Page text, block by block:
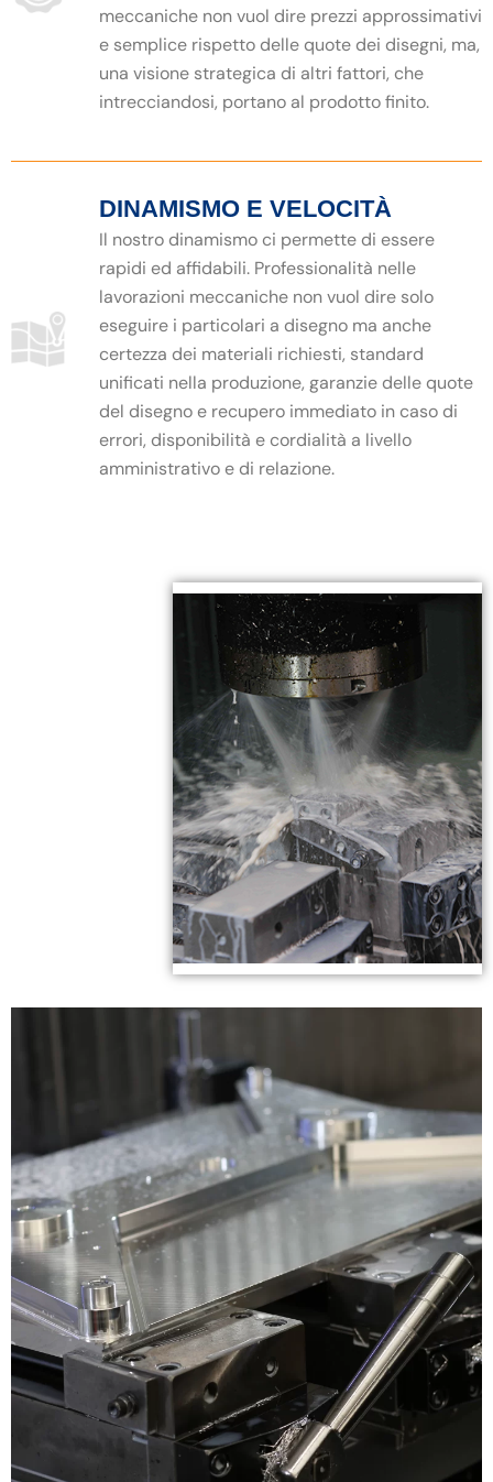
meccaniche non vuol dire prezzi approssimativi
e semplice rispetto delle quote dei disegni, ma,
una visione strategica di altri fattori, che
intrecciandosi, portano al prodotto finito.
DINAMISMO E VELOCITÀ
Il nostro dinamismo ci permette di essere
rapidi ed affidabili. Professionalità nelle
lavorazioni meccaniche non vuol dire solo
eseguire i particolari a disegno ma anche
certezza dei materiali richiesti, standard
unificati nella produzione, garanzie delle quote
del disegno e recupero immediato in caso di
errori, disponibilità e cordialità a livello
amministrativo e di relazione.